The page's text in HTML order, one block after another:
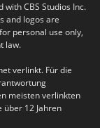
CBS Studios Inc.
and logos are
personal use only,
law.
verlinkt. Für die
meisten verlinkten
über 12 Jahren